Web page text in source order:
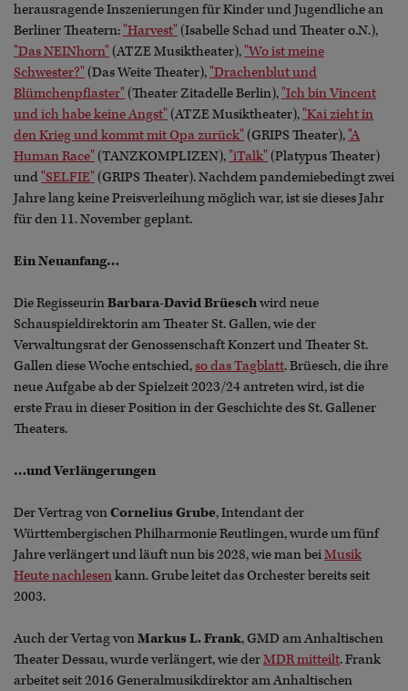
herausragende Inszenierungen für Kinder und Jugendliche an
Berliner Theatern:"Harvest"(Isabelle Schad und Theater o.N.),
"Das NEINhorn"(ATZE Musiktheater),"Wo ist meine
Schwester?"(Das Weite Theater),"Drachenblut und
Blümchenpflaster"(Theater Zitadelle Berlin),"Ich bin Vincent
und ich habe keine Angst"(ATZE Musiktheater),"Kai zieht in
den Krieg und kommt mit Opa zurück"(GRIPS Theater),"A
Human Race"(TANZKOMPLIZEN),"iTalk"(Platypus Theater)
und"SELFIE"(GRIPS Theater). Nachdem pandemiebedingt zwei
Jahre lang keine Preisverleihung möglich war, ist sie dieses Jahr
für den 11. November geplant.
Ein Neuanfang…
Die RegisseurinBarbara-David Brüeschwird neue
Schauspieldirektorin am Theater St. Gallen, wie der
Verwaltungsrat der Genossenschaft Konzert und Theater St.
Gallen diese Woche entschied,so das Tagblatt. Brüesch, die ihre
neue Aufgabe ab der Spielzeit 2023/24 antreten wird, ist die
erste Frau in dieser Position in der Geschichte des St. Gallener
Theaters.
…und Verlängerungen
Der Vertrag vonCornelius Grube, Intendant der
Württembergischen Philharmonie Reutlingen, wurde um fünf
Jahre verlängert und läuft nun bis 2028, wie man beiMusik
Heute nachlesenkann. Grube leitet das Orchester bereits seit
2003.
Auch der Vertag vonMarkus L. Frank, GMD am Anhaltischen
Theater Dessau, wurde verlängert, wie derMDR mitteilt. Frank
arbeitet seit 2016 Generalmusikdirektor am Anhaltischen